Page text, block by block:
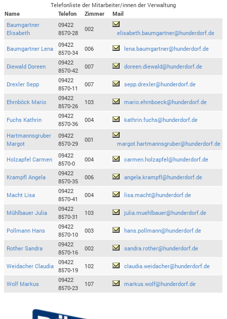
Telefonliste der Mitarbeiter/innen der Verwaltung
Name
Telefon Zimmer
Mail
Baumgartner
Elisabeth
09422
8570-28
002
elisabeth.baumgartner@hunderdorf.de
Baumgartner Lena
09422
8570-34
006 lena.baumgartner@hunderdorf.de
Diewald Doreen
09422
8570-42
007 doreen.diewald@hunderdorf.de
Drexler Sepp
09422
8570-11
007 sepp.drexler@hunderdorf.de
Ehrnböck Mario
09422
8570-26
103 mario.ehrnboeck@hunderdorf.de
Fuchs Kathrin
09422
8570-36
004 kathrin.fuchs@hunderdorf.de
Hartmannsgruber
Margot
09422
8570-29
001
margot.hartmannsgruber@hunderdorf.de
Holzapfel Carmen
09422
8570-0
004 carmen.holzapfel@hunderdorf.de
Krampfl Angela
09422
8570-35
006 angela.krampfl@hunderdorf.de
Macht Lisa
09422
8570-41
004 lisa.macht@hunderdorf.de
Mühlbauer Julia
09422
8570-31
103 julia.muehlbauer@hunderdorf.de
Pollmann Hans
09422
8570-10
003 hans.pollmann@hunderdorf.de
Rother Sandra
09422
8570-16
002 sandra.rother@hunderdorf.de
Weidacher Claudia
09422
8570-19
102 claudia.weidacher@hunderdorf.de
Wolf Markus
09422
8570-23
107 markus.wolf@hunderdorf.de